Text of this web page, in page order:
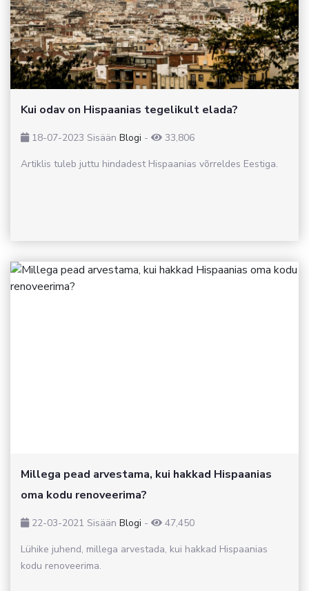
Kui odav on Hispaanias tegelikult elada?
18-07-2023 Sisään Blogi -
33,806
Artiklis tuleb juttu hindadest Hispaanias võrreldes Eestiga.
Millega pead arvestama, kui hakkad Hispaanias
oma kodu renoveerima?
22-03-2021 Sisään Blogi -
47,450
Lühike juhend, millega arvestada, kui hakkad Hispaanias
kodu renoveerima.